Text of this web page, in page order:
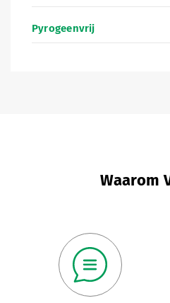
Pyrogeenvrij
Waarom